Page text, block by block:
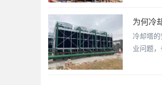
为何冷
冷却塔
业问题